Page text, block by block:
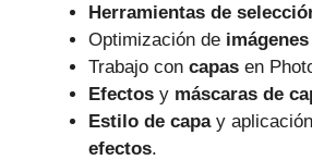
Herramientas ‍de
Optimización‍ de
Trabajo con capas en
Efectos y máscaras‍ de
Estilo de capay aplicación
efectos.